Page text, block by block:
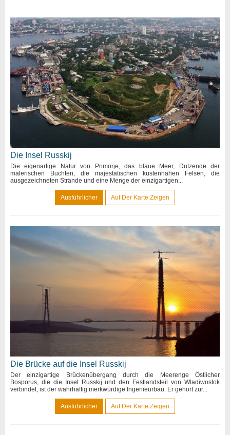
Die Insel Russkij
Die eigenartige Natur von Primorje, das blaue Meer, Dutzende der
malerischen Buchten, die majestätischen küstennahen Felsen, die
ausgezeichneten Strände und eine Menge der einzigartigen...
Ausführlicher Auf Der Karte Zeigen
Die Brücke auf die Insel Russkij
Der einzigartige Brückenübergang durch die Meerenge Östlicher
Bosporus, die die Insel Russkij und den Festlandsteil von Wladiwostok
verbindet, ist der wahrhaftig merkwürdige Ingenieurbau. Er gehört zur...
Ausführlicher Auf Der Karte Zeigen